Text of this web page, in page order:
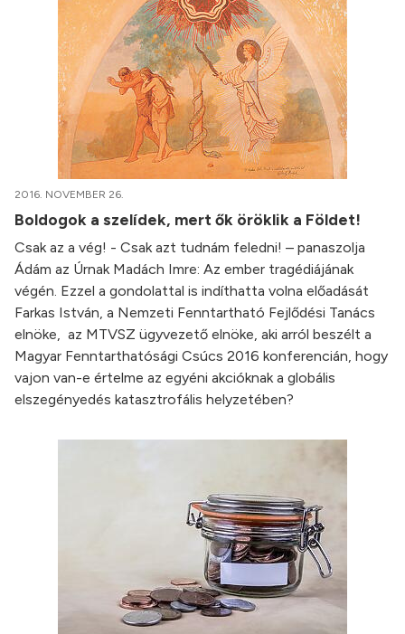
2016. NOVEMBER 26.
Boldogok a szelídek, mert ők öröklik a Földet!
Csak az a vég! - Csak azt tudnám feledni! – panaszolja
Ádám az Úrnak Madách Imre: Az ember tragédiájának
végén. Ezzel a gondolattal is indíthatta volna előadását
Farkas István, a Nemzeti Fenntartható Fejlődési Tanács
elnöke, az MTVSZ ügyvezető elnöke, aki arról beszélt a
Magyar Fenntarthatósági Csúcs 2016 konferencián, hogy
vajon van-e értelme az egyéni akcióknak a globális
elszegényedés katasztrofális helyzetében?